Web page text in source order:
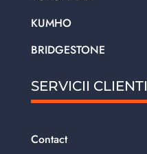
KUMHO
BRIDGESTONE
SERVICII CLIENTI
Contact